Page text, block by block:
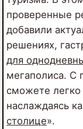
проверенные
добавили
решениях,
для
мегаполиса. С
сможете легко
наслаждаясь
столице».